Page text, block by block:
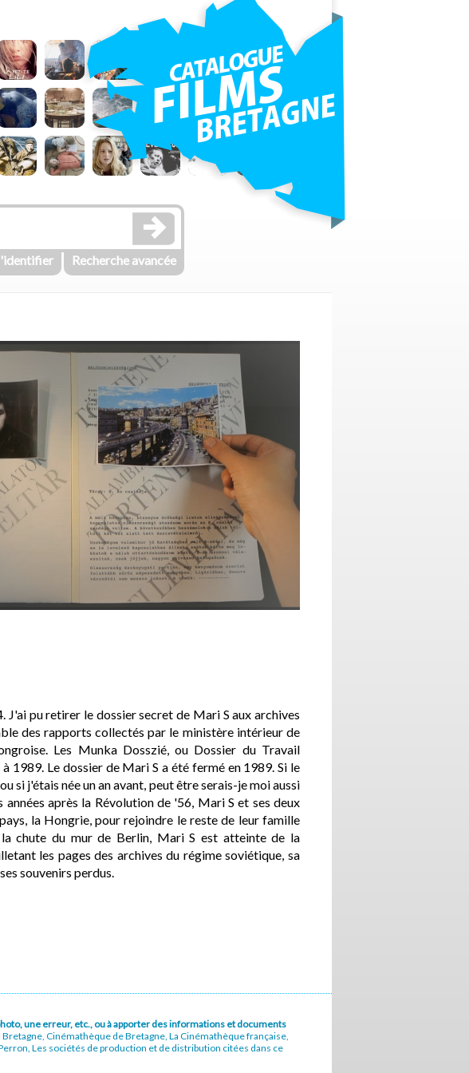
Recherche avancée
J'ai pu retirer le dossier secret de Mari S aux archives
des rapports collectés par le ministère intérieur de
Les Munka Dosszié, ou Dossier du Travail
1989. Le dossier de Mari S a été fermé en 1989. Si le
si j'étais née un an avant, peut être serais-je moi aussi
années après la Révolution de '56, Mari S et ses deux
la Hongrie, pour rejoindre le reste de leur famille
chute du mur de Berlin, Mari S est atteinte de la
les pages des archives du régime soviétique, sa
souvenirs perdus.
une erreur, etc., ou à apporter des informations et documents
Cinémathèque de Bretagne, La Cinémathèque française,
Les sociétés de production et de distribution citées dans ce